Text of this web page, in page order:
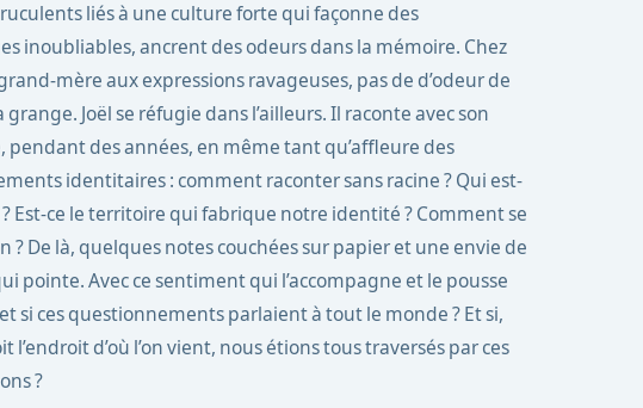
liés à une culture forte qui façonne des
inoubliables, ancrent des odeurs dans la mémoire. Chez
mère aux expressions ravageuses, pas de d’odeur de
grange. Joël se réfugie dans l’ailleurs. Il raconte avec son
pendant des années, en même tant qu’affleure des
identitaires : comment raconter sans racine ? Qui est-
Est-ce le territoire qui fabrique notre identité ? Comment se
? De là, quelques notes couchées sur papier et une envie de
pointe. Avec ce sentiment qui l’accompagne et le pousse
si ces questionnements parlaient à tout le monde ? Et si,
l’endroit d’où l’on vient, nous étions tous traversés par ces
?